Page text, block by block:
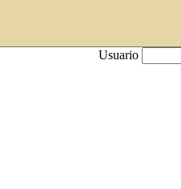
Usuario